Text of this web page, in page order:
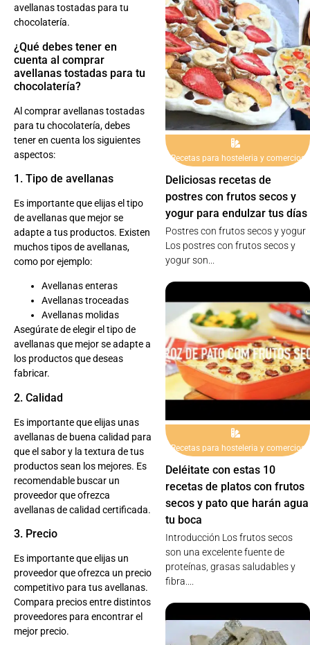
avellanas tostadas para tu
chocolatería.
¿Qué debes tener en
cuenta al comprar
avellanas tostadas para tu
chocolatería?
Al comprar avellanas tostadas
para tu chocolatería, debes
tener en cuenta los siguientes
aspectos:
1. Tipo de avellanas
Es importante que elijas el tipo
de avellanas que mejor se
adapte a tus productos. Existen
muchos tipos de avellanas,
como por ejemplo:
Avellanas enteras
Avellanas troceadas
Avellanas molidas
Asegúrate de elegir el tipo de
avellanas que mejor se adapte a
los productos que deseas
fabricar.
2. Calidad
Es importante que elijas unas
avellanas de buena calidad para
que el sabor y la textura de tus
productos sean los mejores. Es
recomendable buscar un
proveedor que ofrezca
avellanas de calidad certificada.
3. Precio
Es importante que elijas un
proveedor que ofrezca un precio
competitivo para tus avellanas.
Compara precios entre distintos
proveedores para encontrar el
mejor precio.
Recetas para hosteleria y comercios
Deliciosas recetas de
postres con frutos secos y
yogur para endulzar tus días
Postres con frutos secos y yogur
Los postres con frutos secos y
yogur son...
Recetas para hosteleria y comercios
Deléitate con estas 10
recetas de platos con frutos
secos y pato que harán agua
tu boca
Introducción Los frutos secos
son una excelente fuente de
proteínas, grasas saludables y
fibra....